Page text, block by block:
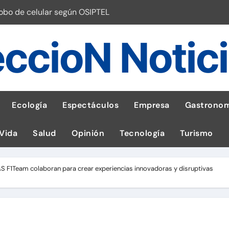
de celular según OSIPTEL
¡Descarga la app de Meridianbet y gana una jugada gratis
inspirado en la fuerza de un volcán
1,600 equipos educativos
por ignorar distancias de seguridad
de GEI en sus operaciones
Ecología Espectáculos Empresa
Salud Opinión Tecnología Turismo
F1Team colaboran para crear experiencias innovadoras y disruptivas